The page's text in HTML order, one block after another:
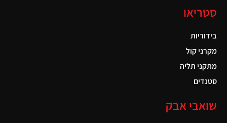
סטריאו
בידוריות
מקרני קול
מתקני תליה
סטנדים
שואבי אבק